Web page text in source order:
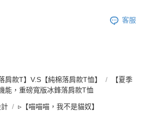
客服
肩款T】V.S【純棉落肩款T恤】
【夏季
能，重磅寬版冰鋒落肩款T恤
計 ▹【喵喵喵，我不是貓奴】